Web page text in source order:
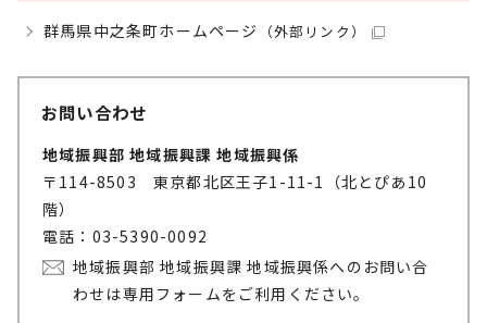
群馬県中之条町ホームページ （外部リンク）
お問い合わせ
地域振興部 地域振興課 地域振興係
〒114-8503 東京都北区王子1-11-1（北とぴあ10
階）
電話：03-5390-0092
地域振興部 地域振興課 地域振興係へのお問い合
わせは専用フォームをご利用ください。